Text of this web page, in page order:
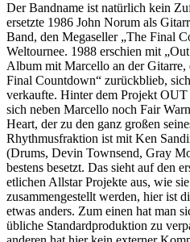
Der Bandname ist natürlich kein
ersetzte 1986 John Norum als
Band, den Megaseller „The Final
Weltournee. 1988 erschien mit
Album mit Marcello an der Gitarre,
Final Countdown“ zurückblieb,
verkaufte. Hinter dem Projekt
sich neben Marcello noch Fair
Heart, der zu den ganz großen
Rhythmusfraktion ist mit Ken
(Drums, Devin Townsend, Gray
bestens besetzt. Das sieht auf den
etlichen Allstar Projekte aus, wie
zusammengestellt werden, hier ist
etwas anders. Zum einen hat man
übliche Standardproduktion zu